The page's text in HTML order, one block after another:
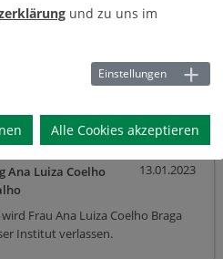
Entwicklung – Projekt
13.01.2023
Ana Luiza Coelho
Frau Ana Luiza Coelho Braga
Institut verlassen.
und zu uns im
Einstellungen
Alle Cookies akzeptieren